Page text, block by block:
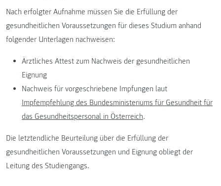
Nach erfolgter Aufnahme müssen Sie die Erfüllung der
gesundheitlichen Voraussetzungen für dieses Studium anhand
folgender Unterlagen nachweisen:
Ärztliches Attest zum Nachweis der gesundheitlichen
Eignung
Nachweis für vorgeschriebene Impfungen laut
Impfempfehlung des Bundesministeriums für Gesundheit für
das Gesundheitspersonal in Österreich.
Die letztendliche Beurteilung über die Erfüllung der
gesundheitlichen Voraussetzungen und Eignung obliegt der
Leitung des Studiengangs.